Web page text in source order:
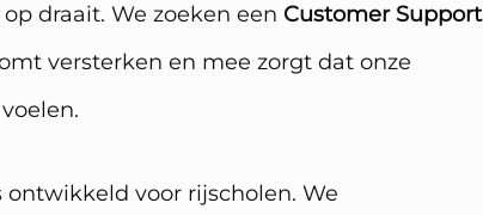
draait. We zoeken een Customer Support
versterken en mee zorgt dat onze
ontwikkeld voor rijscholen. We